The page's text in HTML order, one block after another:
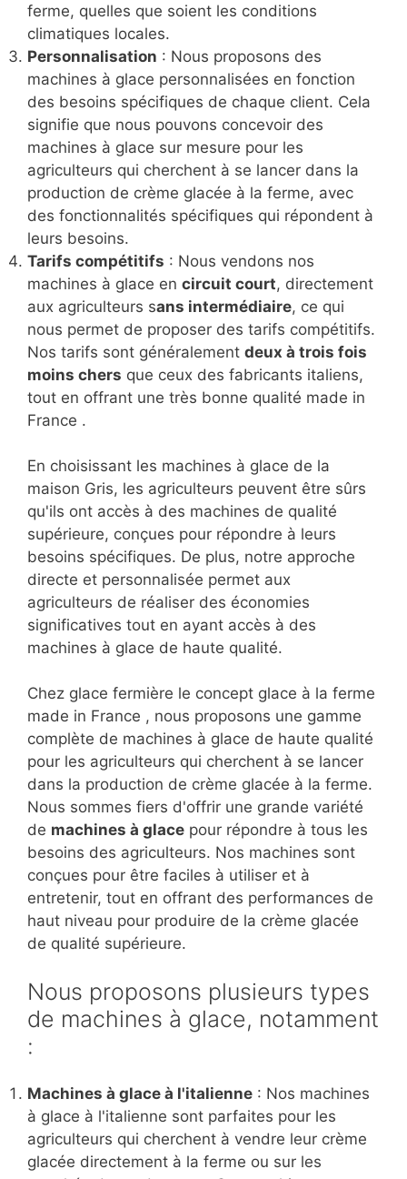
ferme, quelles que soient les conditions
climatiques locales.
Personnalisation : Nous proposons des
machines à glace personnalisées en fonction
des besoins spécifiques de chaque client. Cela
signifie que nous pouvons concevoir des
machines à glace sur mesure pour les
agriculteurs qui cherchent à se lancer dans la
production de crème glacée à la ferme, avec
des fonctionnalités spécifiques qui répondent à
leurs besoins.
Tarifs compétitifs : Nous vendons nos
machines à glace en circuit court, directement
aux agriculteurs sans intermédiaire, ce qui
nous permet de proposer des tarifs compétitifs.
Nos tarifs sont généralement deux à trois fois
moins chers que ceux des fabricants italiens,
tout en offrant une très bonne qualité made in
France .
En choisissant les machines à glace de la
maison Gris, les agriculteurs peuvent être sûrs
qu'ils ont accès à des machines de qualité
supérieure, conçues pour répondre à leurs
besoins spécifiques. De plus, notre approche
directe et personnalisée permet aux
agriculteurs de réaliser des économies
significatives tout en ayant accès à des
machines à glace de haute qualité.
Chez glace fermière le concept glace à la ferme
made in France , nous proposons une gamme
complète de machines à glace de haute qualité
pour les agriculteurs qui cherchent à se lancer
dans la production de crème glacée à la ferme.
Nous sommes fiers d'offrir une grande variété
de machines à glace pour répondre à tous les
besoins des agriculteurs. Nos machines sont
conçues pour être faciles à utiliser et à
entretenir, tout en offrant des performances de
haut niveau pour produire de la crème glacée
de qualité supérieure.
Nous proposons plusieurs types
de machines à glace, notamment
:
Machines à glace à l'italienne : Nos machines
à glace à l'italienne sont parfaites pour les
agriculteurs qui cherchent à vendre leur crème
glacée directement à la ferme ou sur les